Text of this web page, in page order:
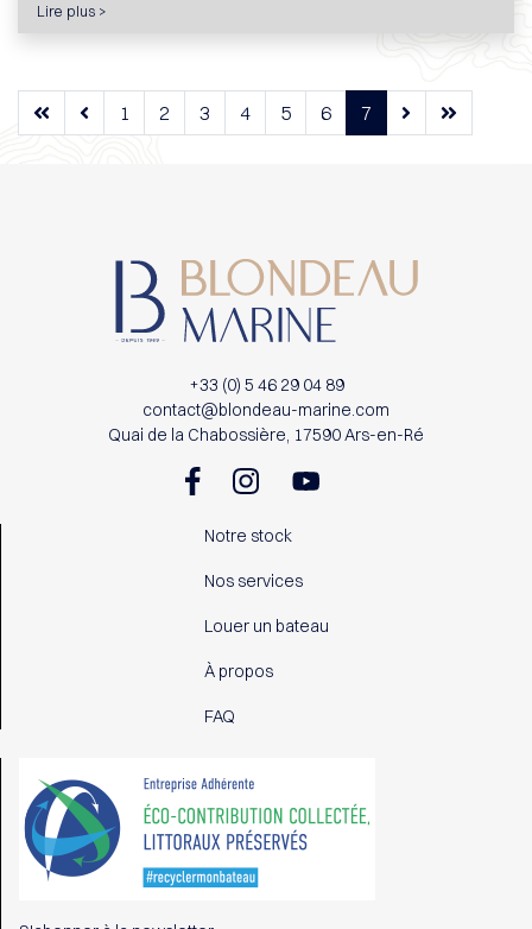
Lire plus >
1 2 3 4 5 6 7
+33 (0) 5 46 29 04 89
contact@blondeau-marine.com
Quai de la Chabossière, 17590 Ars-en-Ré
Notre stock
Nos services
Louer un bateau
À propos
FAQ